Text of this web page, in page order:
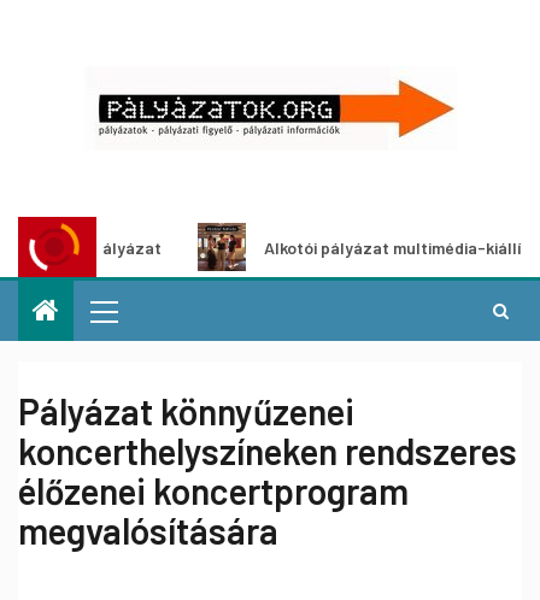
Alkotói pályázat multimédia-kiállításhoz
Pályázat könnyűzenei
koncerthelyszíneken rendszeres
élőzenei koncertprogram
megvalósítására